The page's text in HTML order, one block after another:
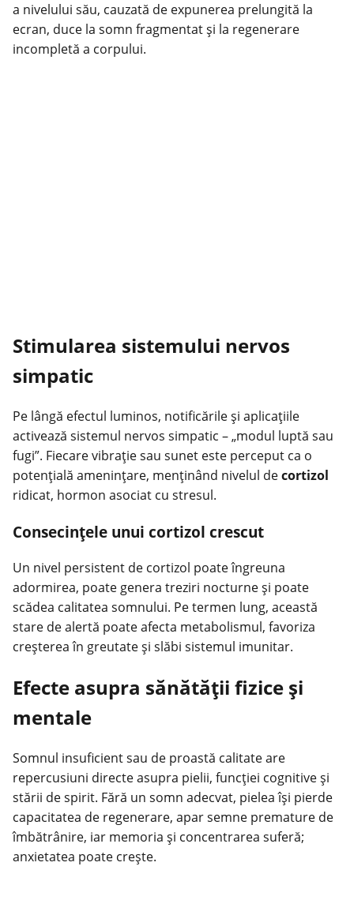
a nivelului său, cauzată de expunerea prelungită la
ecran, duce la somn fragmentat și la regenerare
incompletă a corpului.
Stimularea sistemului nervos
simpatic
Pe lângă efectul luminos, notificările și aplicațiile
activează sistemul nervos simpatic – „modul luptă sau
fugi”. Fiecare vibrație sau sunet este perceput ca o
potențială amenințare, menținând nivelul decortizol
ridicat, hormon asociat cu stresul.
Consecințele unui cortizol crescut
Un nivel persistent de cortizol poate îngreuna
adormirea, poate genera treziri nocturne și poate
scădea calitatea somnului. Pe termen lung, această
stare de alertă poate afecta metabolismul, favoriza
creșterea în greutate și slăbi sistemul imunitar.
Efecte asupra sănătății fizice și
mentale
Somnul insuficient sau de proastă calitate are
repercusiuni directe asupra pielii, funcției cognitive și
stării de spirit. Fără un somn adecvat, pielea își pierde
capacitatea de regenerare, apar semne premature de
îmbătrânire, iar memoria și concentrarea suferă;
anxietatea poate crește.